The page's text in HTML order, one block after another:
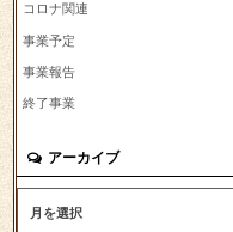
コロナ関連
事業予定
事業報告
終了事業
アーカイブ
月を選択